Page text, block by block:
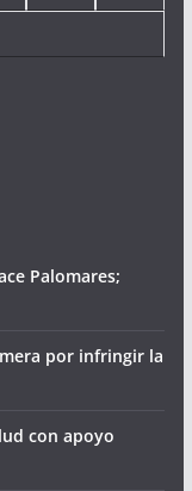
Palomares;
por infringir la
con apoyo